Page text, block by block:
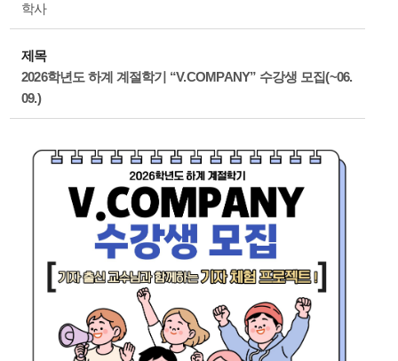
학사
제목
2026학년도 하계 계절학기 “V.COMPANY” 수강생 모집(~06.
09.)